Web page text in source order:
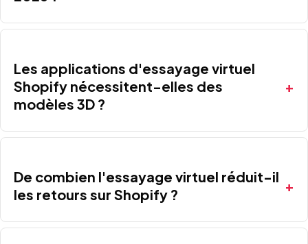
Les applications d'essayage virtuel
Shopify nécessitent-elles des
modèles 3D ?
De combien l'essayage virtuel réduit-il
les retours sur Shopify ?